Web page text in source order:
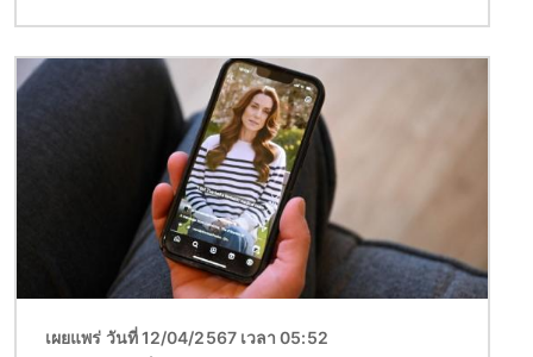
Image
เผยแพร่ วันที่ 12/04/2567 เวลา 05:52